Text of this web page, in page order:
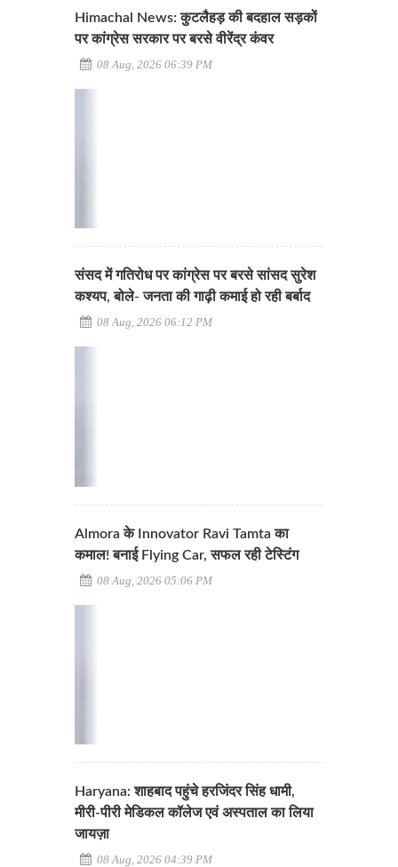
Himachal News: कुटलैहड़ की बदहाल सड़कों
पर कांग्रेस सरकार पर बरसे वीरेंद्र कंवर
08 Aug, 2026 06:39 PM
संसद में गतिरोध पर कांग्रेस पर बरसे सांसद सुरेश
कश्यप, बोले- जनता की गाढ़ी कमाई हो रही बर्बाद
08 Aug, 2026 06:12 PM
Almora के Innovator Ravi Tamta का
कमाल! बनाई Flying Car, सफल रही टेस्टिंग
08 Aug, 2026 05:06 PM
Haryana: शाहबाद पहुंचे हरजिंदर सिंह धामी,
मीरी-पीरी मेडिकल कॉलेज एवं अस्पताल का लिया
जायज़ा
08 Aug, 2026 04:39 PM